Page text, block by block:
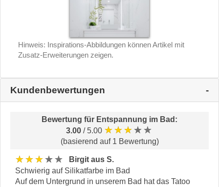
Hinweis: Inspirations-Abbildungen können Artikel mit
Zusatz-Erweiterungen zeigen.
Kundenbewertungen
Bewertung für Entspannung im Bad :
3.00 / 5.00 ★★★★★
(basierend auf 1 Bewertung)
★★★★★
Birgit aus S.
Schwierig auf Silikatfarbe im Bad
Auf dem Untergrund in unserem Bad hat das Tatoo